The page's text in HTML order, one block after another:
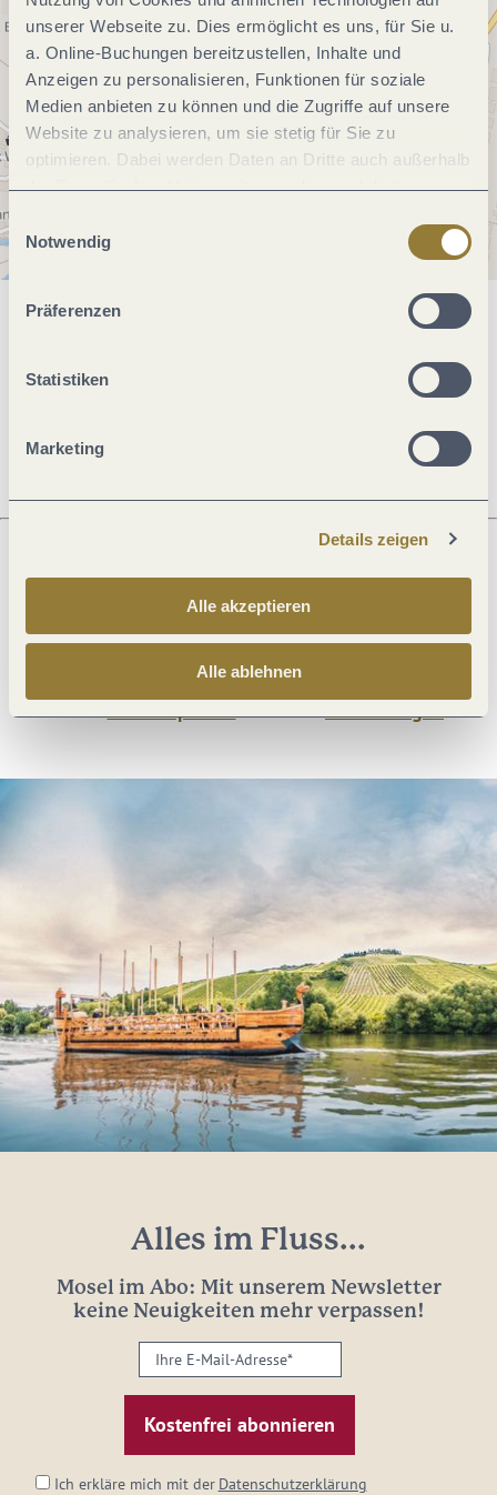
unserer Webseite zu. Dies ermöglicht es uns, für Sie u.
a. Online-Buchungen bereitzustellen, Inhalte und
Anzeigen zu personalisieren, Funktionen für soziale
Medien anbieten zu können und die Zugriffe auf unsere
Website zu analysieren, um sie stetig für Sie zu
optimieren. Dabei werden Daten an Dritte auch außerhalb
der Europäischen Union weitergegeben und dort
jederzeit widerrufen werden. Mit der Auswahl "Alle
ablehnen" kann es zu Beeinträchtigungen in der Nutzung
Einwilligungsauswahl
Notwendig
Präferenzen
Statistiken
Marketing
Details zeigen
Alle akzeptieren
Alle ablehnen
Allgemeine Informationen
Alles im Fluss...
Mosel im Abo: Mit unserem Newsletter
keine Neuigkeiten mehr verpassen!
Ihre
E-
Mail-
Adresse:
Ich erkläre mich mit der Datenschutzerklärung